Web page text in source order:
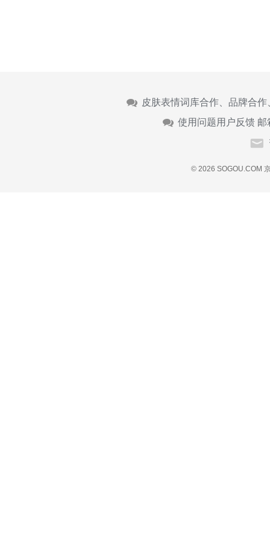
皮肤表情词库合作、品牌合
使用问题用户反馈 邮
© 2026 SOGOU.COM